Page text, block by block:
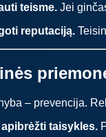
teisme. Jei
reputaciją.
– prevencija.
taisykles.